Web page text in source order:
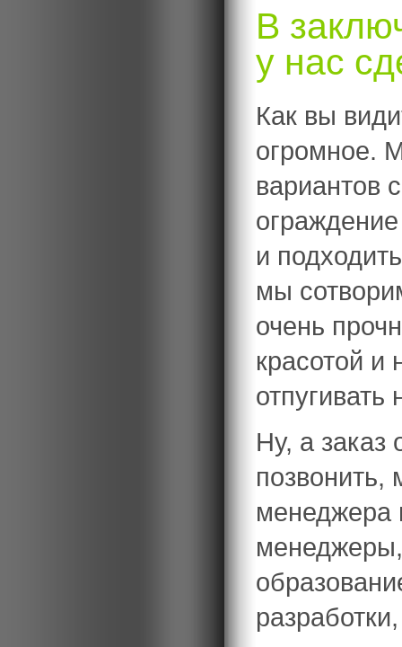
В
у нас
Как вы
огромное.
вариантов
и
мы
очень
красотой и
отпугивать
Ну, а
позвонить,
менеджера
менеджеры,